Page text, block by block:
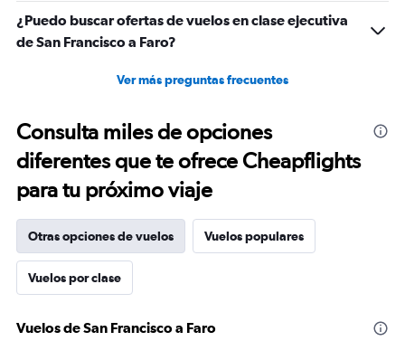
¿Puedo buscar ofertas de vuelos en clase ejecutiva
de San Francisco a Faro?
Ver más preguntas frecuentes
Consulta miles de opciones
diferentes que te ofrece Cheapflights
para tu próximo viaje
Otras opciones de vuelos Vuelos populares
Vuelos por clase
Vuelos de San Francisco a Faro